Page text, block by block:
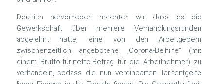
Deutlich hervorheben möchten wir, dass es die
Gewerkschaft über mehrere Verhandlungsrunden
abgelehnt hatte, eine von den Arbeitgebern
zwischenzeitlich angebotene „Corona-Beihilfe“ (mit
einem Brutto-für-netto-Betrag für die Arbeitnehmer) zu
verhandeln, sodass die nun vereinbarten Tarifentgelte